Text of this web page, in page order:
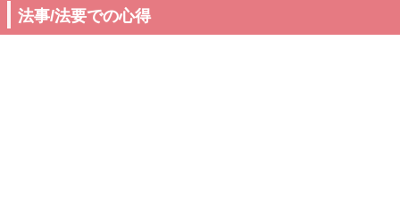
法事/法要での心得